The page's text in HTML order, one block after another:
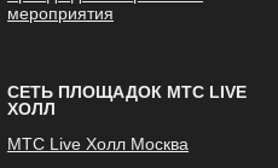
мероприятия
СЕТЬ ПЛОЩАДОК МТС LIVE
ХОЛЛ
МТС Live Холл Москва